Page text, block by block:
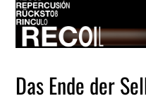
Das Ende der